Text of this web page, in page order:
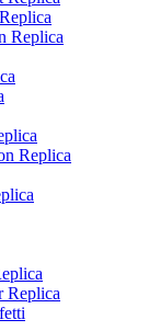
Replica
Replica
Replica